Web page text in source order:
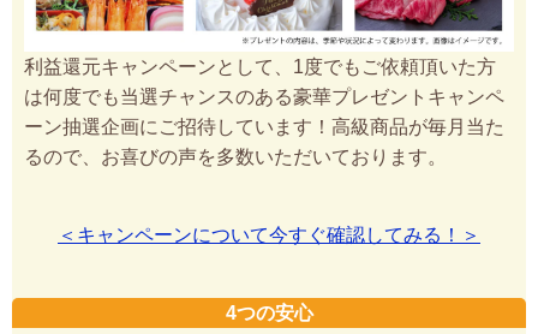
利益還元キャンペーンとして、1度でもご依頼頂いた方
は何度でも当選チャンスのある豪華プレゼントキャンペ
ーン抽選企画にご招待しています！高級商品が毎月当た
るので、お喜びの声を多数いただいております。
＜キャンペーンについて今すぐ確認してみる！＞
4つの安心